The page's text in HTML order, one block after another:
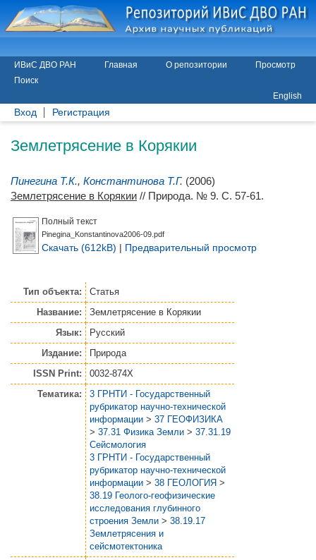
ИВиС ДВО РАН Главная О репозитории
Просмотр
Поиск
English
Вход Регистрация
Землетрясение в Корякии
Пинегина Т.К., Константинова Т.Г. (2006)
Землетрясение в Корякии // Природа. № 9. С. 57-61.
Полный текст
Pinegina_Konstantinova2006-09.pdf
Скачать (612kB) | Предварительный просмотр
Тип объекта:
Статья
Название:
Землетрясение в Корякии
Язык:
Русский
Издание:
Природа
ISSN Print:
0032-874X
Тематика:
3 ГРНТИ - Государственный
рубрикатор научно-технической
информации > 37 ГЕОФИЗИКА
> 37.31 Физика Земли > 37.31.19
Сейсмология
3 ГРНТИ - Государственный
рубрикатор научно-технической
информации > 38 ГЕОЛОГИЯ >
38.19 Геолого-геофизические
исследования глубинного
строения Земли > 38.19.17
Землетрясения и
сейсмотектоника